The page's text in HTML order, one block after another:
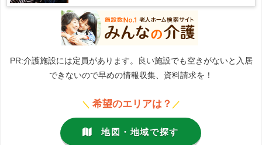
PR:介護施設には定員があります。良い施設でも空きがないと入居
できないので早めの情報収集、資料請求を！
＼ 希望のエリアは？ ／
地図・地域で探す